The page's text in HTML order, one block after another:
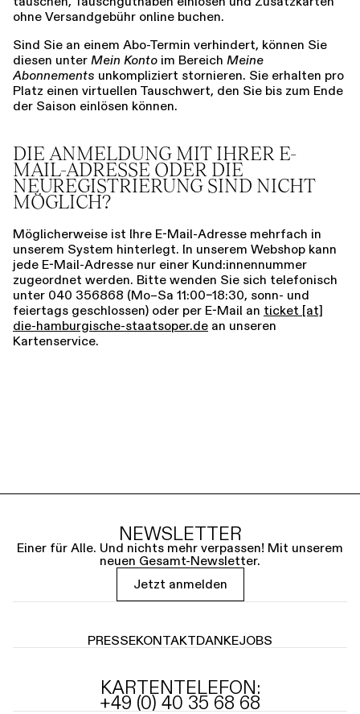
ohne Versandgebühr online buchen.
Sind Sie an einem Abo-Termin verhindert, können Sie
diesen unter Mein Konto im Bereich Meine
Abonnements unkompliziert stornieren. Sie erhalten pro
Platz einen virtuellen Tauschwert, den Sie bis zum Ende
der Saison einlösen können.
DIE ANMELDUNG MIT IHRER E-
MAIL-ADRESSE ODER DIE
NEUREGISTRIERUNG SIND NICHT
MÖGLICH?
Möglicherweise ist Ihre E-Mail-Adresse mehrfach in
unserem System hinterlegt. In unserem Webshop kann
jede E-Mail-Adresse nur einer Kund:innennummer
zugeordnet werden. Bitte wenden Sie sich telefonisch
unter 040 356868 (Mo–Sa 11:00–18:30, sonn- und
feiertags geschlossen) oder per E-Mail an ticket [​at​]
die-hamburgische-staatsoper.de an unseren
Kartenservice.
NEWSLETTER
Einer für Alle. Und nichts mehr verpassen! Mit unserem
neuen Gesamt-Newsletter.
Jetzt anmelden
PRESSEKONTAKTDANKEJOBS
KARTENTELEFON:
+49 (0) 40 35 68 68